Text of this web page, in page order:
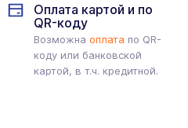
Оплата картой и по
QR-коду
Возможна оплата по QR-
коду или банковской
картой, в т.ч. кредитной.